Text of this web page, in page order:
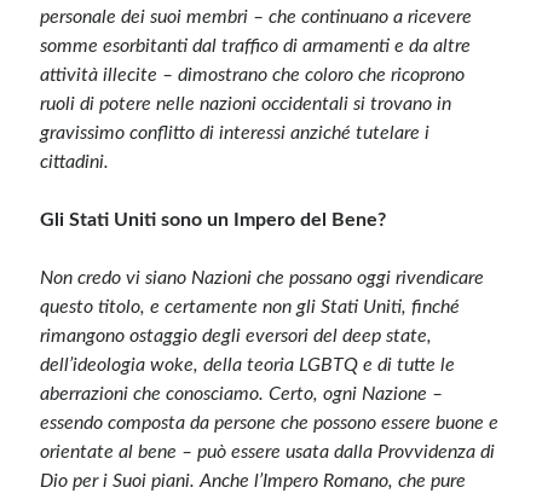
personale dei suoi membri – che continuano a ricevere
somme esorbitanti dal traffico di armamenti e da altre
attività illecite – dimostrano che coloro che ricoprono
ruoli di potere nelle nazioni occidentali si trovano in
gravissimo conflitto di interessi anziché tutelare i
cittadini.
Gli Stati Uniti sono un Impero del Bene?
Non credo vi siano Nazioni che possano oggi rivendicare
questo titolo, e certamente non gli Stati Uniti, finché
rimangono ostaggio degli eversori del deep state,
dell’ideologia woke, della teoria LGBTQ e di tutte le
aberrazioni che conosciamo. Certo, ogni Nazione –
essendo composta da persone che possono essere buone e
orientate al bene – può essere usata dalla Provvidenza di
Dio per i Suoi piani. Anche l’Impero Romano, che pure